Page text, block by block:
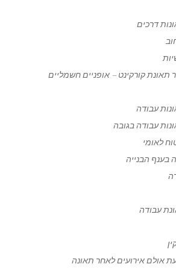
דרכים
תאונת קורקינט – אופניים חשמליים
עבודה
עבודה בגובה
לאומי
בענף הבנייה
עבודה
אולם אירועים לאחר תאונה